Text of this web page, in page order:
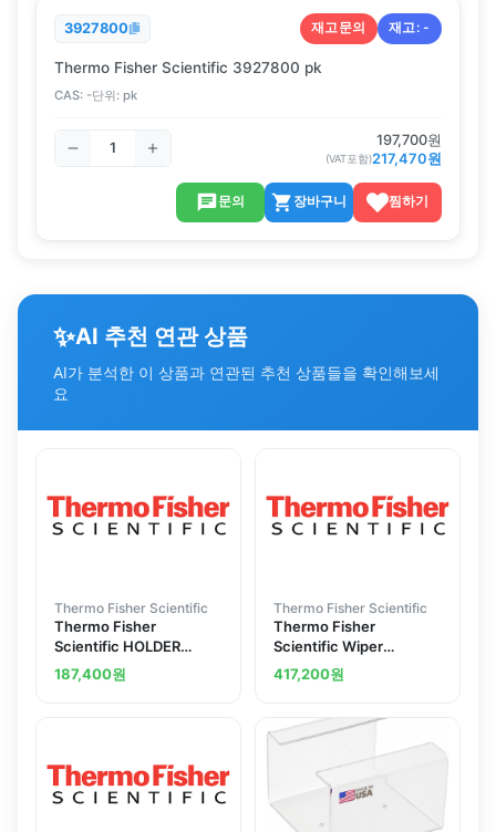
3927800 재고문의 재고:-
Thermo Fisher Scientific 3927800 pk
CAS: -단위: pk
197,700원
(VAT포함)217,470원
문의 장바구니 찜하기
✨AI 추천 연관 상품
AI가 분석한 이 상품과 연관된 추천 상품들을 확인해보세
요
Thermo Fisher Scientific
Thermo Fisher
Scientific HOLDER
KIMWIPES BOX LARGE
CP6353512
187,400원
Thermo Fisher Scientific
Thermo Fisher
Scientific Wiper
Dispensers 19999467
417,200원